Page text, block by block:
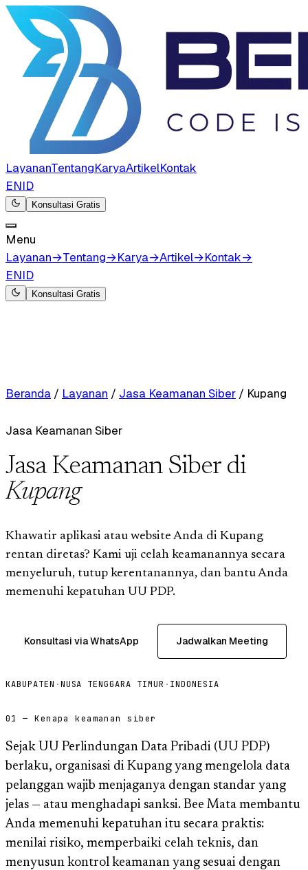
LayananTentangKaryaArtikelKontak
ENID
Konsultasi Gratis
Menu
Layanan→Tentang→Karya→Artikel→Kontak→
ENID
Konsultasi Gratis
Beranda / Layanan / Jasa Keamanan Siber / Kupang
Jasa Keamanan Siber
Jasa Keamanan Siber di
Kupang
Khawatir aplikasi atau website Anda di Kupang
rentan diretas? Kami uji celah keamanannya secara
menyeluruh, tutup kerentanannya, dan bantu Anda
memenuhi kepatuhan UU PDP.
Konsultasi via WhatsApp Jadwalkan Meeting
KABUPATEN ·NUSA TENGGARA TIMUR · INDONESIA
01 — Kenapa keamanan siber
Sejak UU Perlindungan Data Pribadi (UU PDP)
berlaku, organisasi di Kupang yang mengelola data
pelanggan wajib menjaganya dengan standar yang
jelas — atau menghadapi sanksi. Bee Mata membantu
Anda memenuhi kepatuhan itu secara praktis:
menilai risiko, memperbaiki celah teknis, dan
menyusun kontrol keamanan yang sesuai dengan